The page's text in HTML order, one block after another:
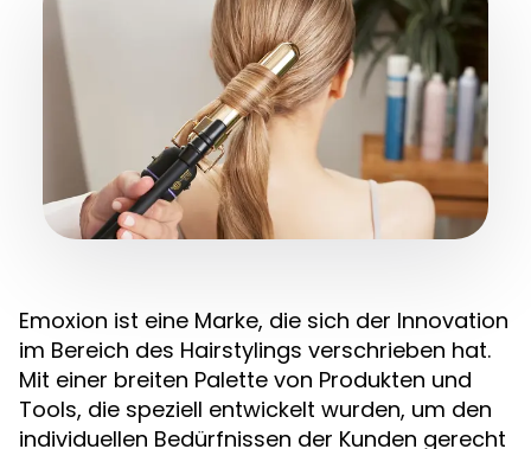
Emoxion ist eine Marke, die sich der Innovation
im Bereich des Hairstylings verschrieben hat.
Mit einer breiten Palette von Produkten und
Tools, die speziell entwickelt wurden, um den
individuellen Bedürfnissen der Kunden gerecht